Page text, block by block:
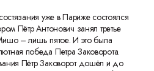
уже в Париже состоялся
Пётр Антонович занял третье
– лишь пятое. И это была
победа Петра Заковорота.
Пётр Заковорот дошёл и до